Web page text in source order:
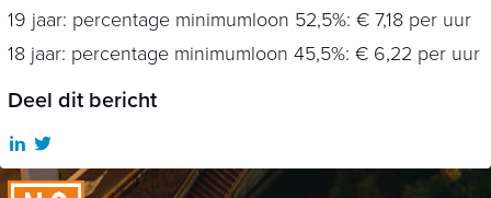
19 jaar: percentage minimumloon 52,5%: € 7,18 per uur
18 jaar: percentage minimumloon 45,5%: € 6,22 per uur
Deel dit bericht